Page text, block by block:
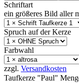
Schriftart
ein größeres Bild aller
Spruch auf der Kerze
Farbwahl
zzgl. Versandkosten
Taufkerze "Paul"